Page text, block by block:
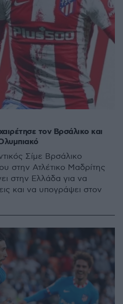
τον Βρσάλικο και
Σίμε Βρσάλικο
στην Ατλέτικο Μαδρίτης
στην Ελλάδα για να
και να υπογράψει στον